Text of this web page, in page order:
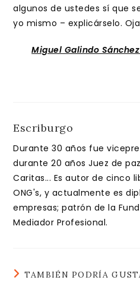
algunos de ustedes sí que
yo mismo – explicárselo.
Miguel Galindo
Escriburgo
Durante 30 años fue
durante 20 años Juez de
Caritas... Es autor de cinco
ONG's, y actualmente es
empresas; patrón de la
Mediador Profesional.
TAMBIÉN PODRÍA